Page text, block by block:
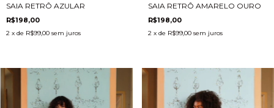
SAIA RETRÔ AZULAR
R$198,00
2 x de R$99,00 sem juros
SAIA RETRÔ AMARELO OURO
R$198,00
2 x de R$99,00 sem juros